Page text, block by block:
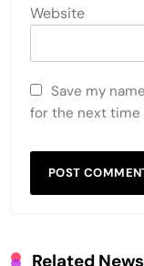
Website
Save my
for the next time
Related News